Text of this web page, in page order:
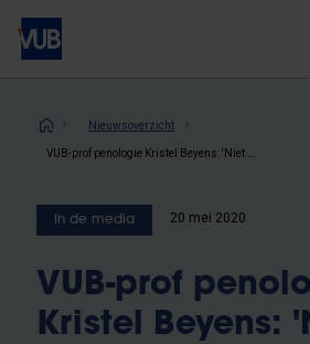
Overslaan
naar
inhoudKruimelpad
Nieuwsoverzicht
In de media 20 mei 2020
VUB-prof
Kristel Beyens: